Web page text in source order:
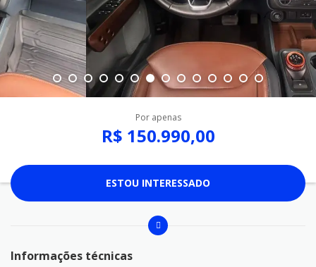
Por apenas
R$ 150.990,00
ESTOU INTERESSADO
Informações técnicas